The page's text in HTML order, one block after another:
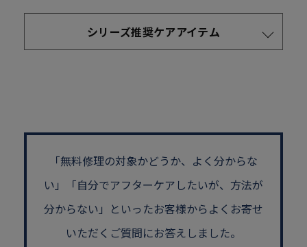
シリーズ推奨ケアアイテム
「無料修理の対象かどうか、よく分からな
い」
「自分でアフターケアしたいが、方法が
分からない」といったお客様からよくお寄せ
いただくご質問にお答えしました。